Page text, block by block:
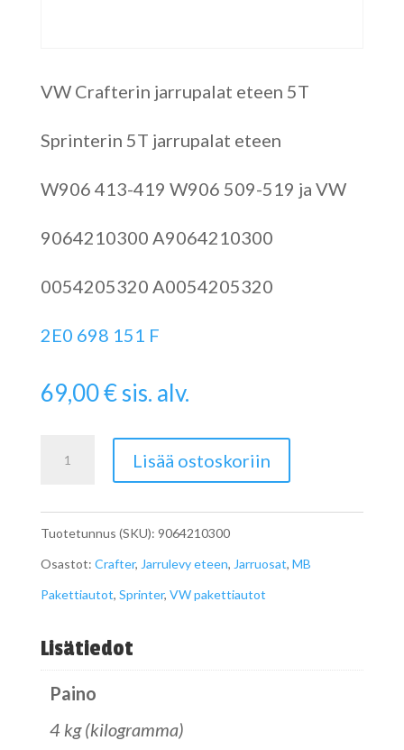
VW Crafterin jarrupalat eteen 5T
Sprinterin 5T jarrupalat eteen
W906 413-419 W906 509-519 ja VW
9064210300 A9064210300
0054205320 A0054205320
2E0 698 151 F
69,00€sis. alv.
Crafterin
jarrupalat
eteen
5T.
määrä
Lisää ostoskoriin
Tuotetunnus (SKU): 9064210300
Osastot: Crafter, Jarrulevy eteen, Jarruosat, MB
Pakettiautot, Sprinter, VW pakettiautot
Lisätiedot
Paino
4 kg (kilogramma)